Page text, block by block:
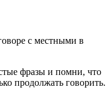
с местными в
фразы и помни, что
продолжать говорить.